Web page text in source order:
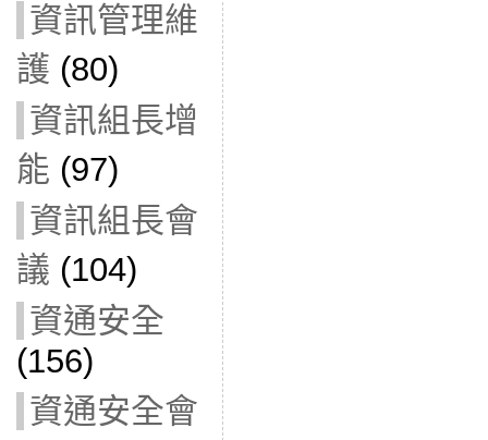
資訊管理維
護 (80)
資訊組長增
能 (97)
資訊組長會
議 (104)
資通安全
(156)
資通安全會